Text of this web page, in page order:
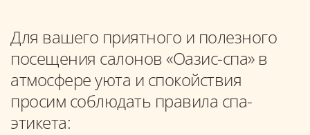
Для вашего приятного и полезного
посещения салонов «Оазис-спа» в
атмосфере уюта и спокойствия
просим соблюдать правила спа-
этикета: